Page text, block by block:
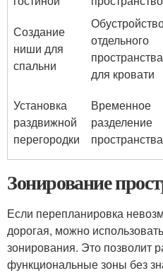
Создание
ниши для
спальни
отдельного
пространства
для кровати
Установка
раздвижной
перегородки
Временное
разделение
пространства
Зонирование
Если перепланировка
дорогая, можно
зонирования. Это позволит
функциональные зоны без